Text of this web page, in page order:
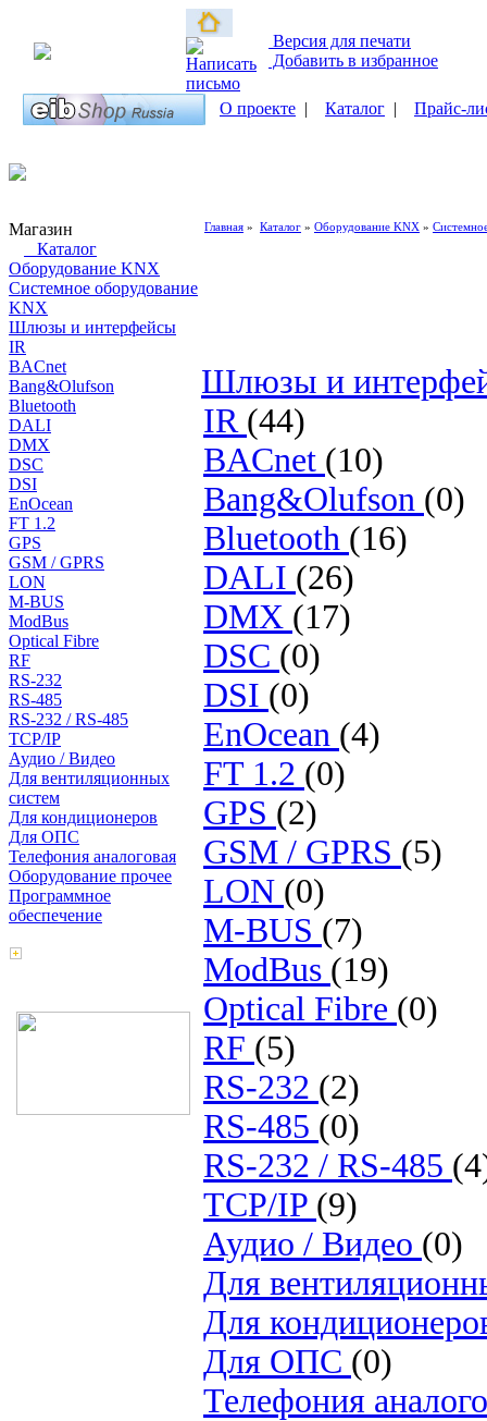
Версия для печати
Добавить в избранное
О проекте | Каталог | Прайс-
Магазин
Каталог
Оборудование KNX
Системное оборудование
KNX
Шлюзы и интерфейсы
IR
BACnet
Bang&Olufson
Bluetooth
DALI
DMX
DSC
DSI
EnOcean
FT 1.2
GPS
GSM / GPRS
LON
M-BUS
ModBus
Optical Fibre
RF
RS-232
RS-485
RS-232 / RS-485
TCP/IP
Аудио / Видео
Для вентиляционных
систем
Для кондиционеров
Для ОПС
Телефония аналоговая
Оборудование прочее
Программное
обеспечение
Главная » Каталог » Оборудование KNX »
Шлюзы и
IR (44)
BACnet (10)
Bang&Olufson (0)
Bluetooth (16)
DALI (26)
DMX (17)
DSC (0)
DSI (0)
EnOcean (4)
FT 1.2 (0)
GPS (2)
GSM / GPRS (5)
LON (0)
M-BUS (7)
ModBus (19)
Optical Fibre (0)
RF (5)
RS-232 (2)
RS-485 (0)
RS-232 / RS-485
TCP/IP (9)
Аудио / Видео (0)
Для
Для
Для ОПС (0)
Телефония